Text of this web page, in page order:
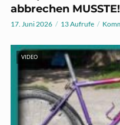
abbrechen MUSSTE!
17. Juni 2026 13 Aufrufe
VIDEO